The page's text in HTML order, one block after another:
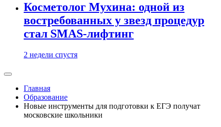
Косметолог Мухина: одной из
востребованных у звезд процедур
стал SMAS-лифтинг
2 недели спустя
Главная
Образование
Новые инструменты для подготовки к ЕГЭ получат
московские школьники